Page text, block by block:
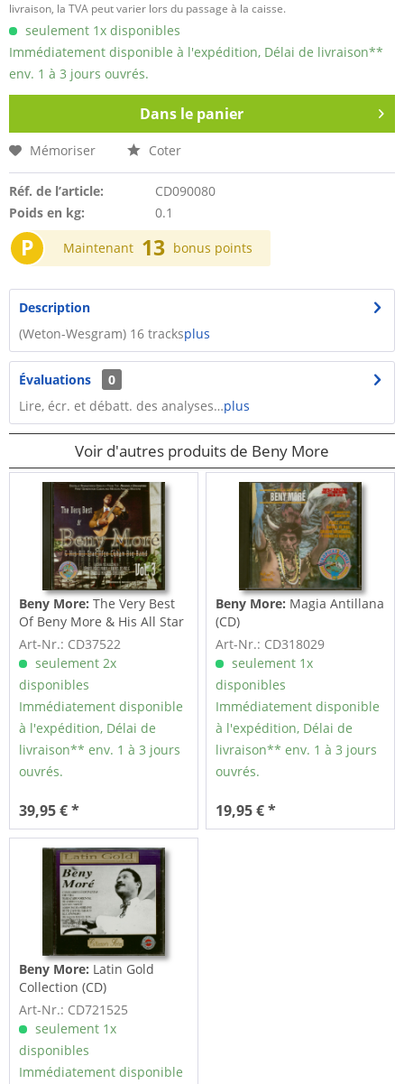
livraison, la TVA peut varier lors du passage à la caisse.
seulement 1x disponibles
Immédiatement disponible à l'expédition, Délai de livraison**
env. 1 à 3 jours ouvrés.
Dans le panier
Mémoriser Coter
Réf. de l’article:
CD090080
Poids en kg:
0.1
P Maintenant 13 bonus points
Description
(Weton-Wesgram) 16 tracksplus
Évaluations
0
Lire, écr. et débatt. des analyses…plus
Voir d'autres produits de Beny More
Beny More:The Very Best
Of Beny More & His All Star
Afro...
Art-Nr.: CD37522
seulement 2x
disponibles
Immédiatement disponible
à l'expédition, Délai de
livraison** env. 1 à 3 jours
ouvrés.
39,95 € *
Beny More: Magia Antillana
(CD)
Art-Nr.: CD318029
seulement 1x
disponibles
Immédiatement disponible
à l'expédition, Délai de
livraison** env. 1 à 3 jours
ouvrés.
19,95 € *
Beny More: Latin Gold
Collection (CD)
Art-Nr.: CD721525
seulement 1x
disponibles
Immédiatement disponible